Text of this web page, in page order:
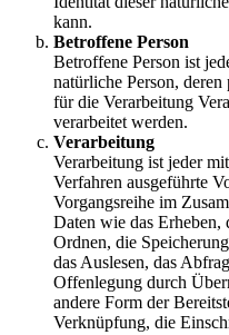
kann.
Betroffene Person
Betroffene Person ist
natürliche Person,
für die Verarbeitung
verarbeitet werden.
Verarbeitung
Verarbeitung ist jeder
Verfahren ausgeführte
Vorgangsreihe im
Daten wie das Erheben,
Ordnen, die
das Auslesen, das
Offenlegung durch
andere Form der
Verknüpfung, die